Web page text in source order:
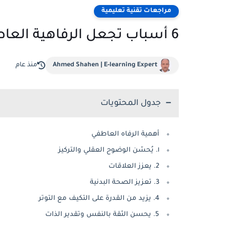
مراجعات تقنية تعليمية
6 أسباب تجعل الرفاهية العاطفية ضرورية لحياة متوازنة
Ahmed Shahen | E-learning Expert منذ عام
جدول المحتويات
أهمية الرفاه العاطفي
١. يُحسّن الوضوح العقلي والتركيز
2. يعزز العلاقات
3. تعزيز الصحة البدنية
4. يزيد من القدرة على التكيف مع التوتر
5. يحسن الثقة بالنفس وتقدير الذات